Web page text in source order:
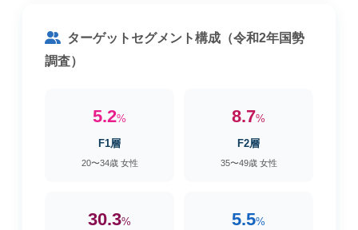
ターゲットセグメント構成（令和2年国勢
調査）
5.2%
F1層
20〜34歳 女性
8.7%
F2層
35〜49歳 女性
30.3% 5.5%